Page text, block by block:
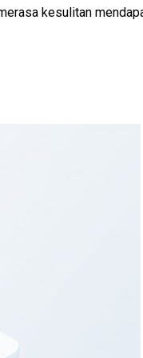
kesulitan